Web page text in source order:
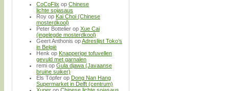
CoCoFlix op Chinese
lichte sojasaus
Roy op Kai Choi (Chinese
mosterdkool)
Peter Bottelier op Xue Cai
(ingelegde mosterdkool)
Geert Anthonis opAdreslijst Toko’s
in België
Henk op Knapperige tofuvellen
gevuld met garnalen
remi op Gula djawa (Javaanse
bruine suiker)
Els Töpfer op Dong Nan Hang
Supermarket in Delft (centrum)